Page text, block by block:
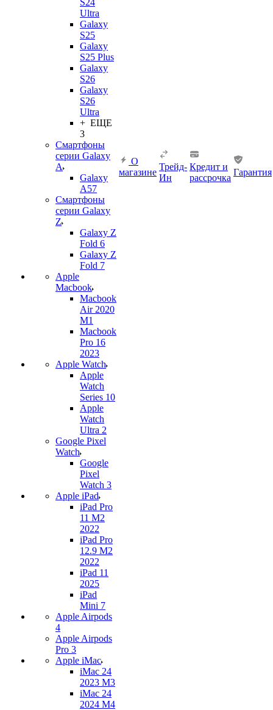
S24
Ultra
Galaxy
S25
Galaxy
S25 Plus
Galaxy
S26
Galaxy
S26
Ultra
+ ЕЩЕ
3
Смартфоны
серии Galaxy
A
Galaxy
A57
Смартфоны
серии Galaxy
Z
Galaxy Z
Fold 6
Galaxy Z
Fold 7
Apple
Macbook
Macbook
Air 2020
M1
Macbook
Pro 16
2023
Apple Watch
Apple
Watch
Series 10
Apple
Watch
Ultra 2
Google Pixel
Watch
Google
Pixel
Watch 3
Apple iPad
iPad Pro
11 M2
2022
iPad Pro
12.9 M2
2022
iPad 11
2025
iPad
Mini 7
Apple Airpods
4
Apple Airpods
Pro 3
Apple iMac
iMac 24
2023 M3
iMac 24
2024 M4
О
магазине
Трейд-
Ин
Кредит и
рассрочка
Гарантия